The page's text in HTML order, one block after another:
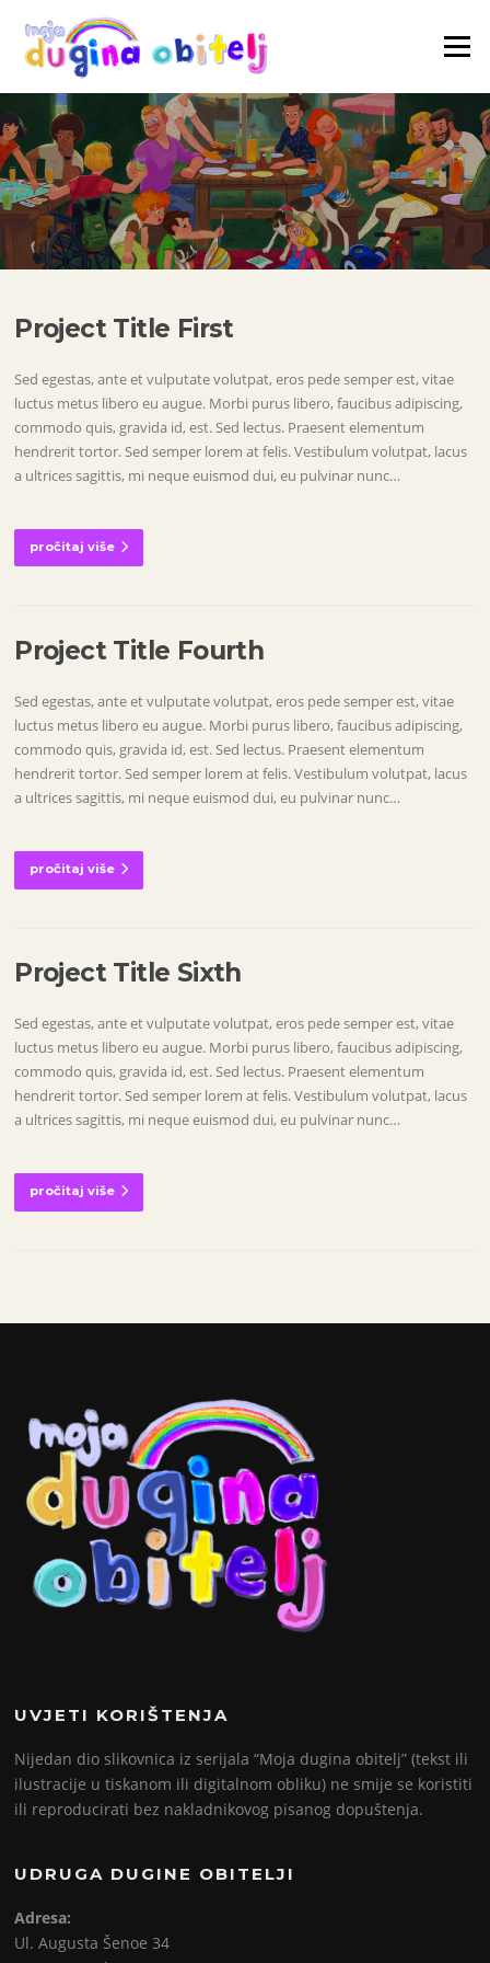
sadržaj
Izbornik
Project Title First
Sed egestas, ante et vulputate volutpat, eros pede semper est, vitae
luctus metus libero eu augue. Morbi purus libero, faucibus adipiscing,
commodo quis, gravida id, est. Sed lectus. Praesent elementum
hendrerit tortor. Sed semper lorem at felis. Vestibulum volutpat, lacus
a ultrices sagittis, mi neque euismod dui, eu pulvinar nunc…
pročitaj više
Project Title Fourth
Sed egestas, ante et vulputate volutpat, eros pede semper est, vitae
luctus metus libero eu augue. Morbi purus libero, faucibus adipiscing,
commodo quis, gravida id, est. Sed lectus. Praesent elementum
hendrerit tortor. Sed semper lorem at felis. Vestibulum volutpat, lacus
a ultrices sagittis, mi neque euismod dui, eu pulvinar nunc…
pročitaj više
Project Title Sixth
Sed egestas, ante et vulputate volutpat, eros pede semper est, vitae
luctus metus libero eu augue. Morbi purus libero, faucibus adipiscing,
commodo quis, gravida id, est. Sed lectus. Praesent elementum
hendrerit tortor. Sed semper lorem at felis. Vestibulum volutpat, lacus
a ultrices sagittis, mi neque euismod dui, eu pulvinar nunc…
pročitaj više
UVJETI KORIŠTENJA
Nijedan dio slikovnica iz serijala “Moja dugina obitelj” (tekst ili
ilustracije u tiskanom ili digitalnom obliku) ne smije se koristiti
ili reproducirati bez nakladnikovog pisanog dopuštenja.
UDRUGA DUGINE OBITELJI
Adresa:
Ul. Augusta Šenoe 34